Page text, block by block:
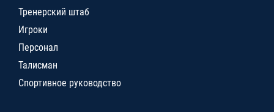
Тренерский штаб
Игроки
Персонал
Талисман
Спортивное руководство